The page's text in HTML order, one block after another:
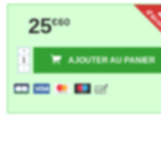
25€60
AJOUTER AU PANIER
+